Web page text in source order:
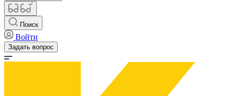
Поиск
Войти
Задать вопрос